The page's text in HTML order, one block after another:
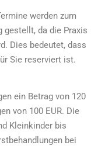
werden zum
gestellt, da die Praxis
Dies bedeutet, dass
Sie reserviert ist.
ein Betrag von 120
von 100 EUR. Die
Kleinkinder bis
bei